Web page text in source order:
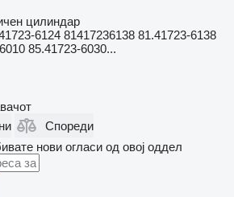
цилиндар
6124 81417236138 81.41723-6138
85.41723-6030...
Спореди
нови огласи од овој оддел